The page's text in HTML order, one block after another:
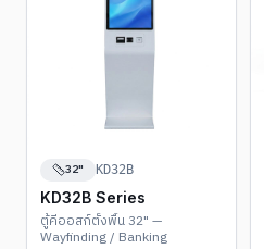
32" KD32B
KD32B Series
ตู้คีออสก์ตั้งพื้น 32" —
Wayfinding / Banking